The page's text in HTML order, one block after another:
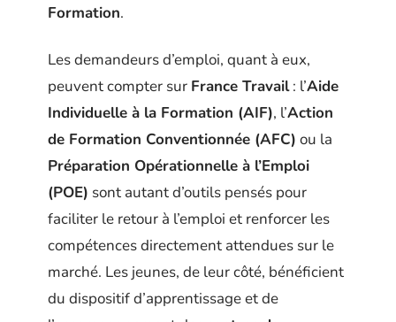
Formation.
Les demandeurs d’emploi, quant à eux,
peuvent compter sur France Travail: l’Aide
Individuelle à la Formation (AIF), l’Action
de Formation Conventionnée (AFC) ou la
Préparation Opérationnelle à l’Emploi
(POE) sont autant d’outils pensés pour
faciliter le retour à l’emploi et renforcer les
compétences directement attendues sur le
marché. Les jeunes, de leur côté, bénéficient
du dispositif d’apprentissage et de